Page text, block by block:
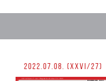
2022.07.08. (XXVI/27)